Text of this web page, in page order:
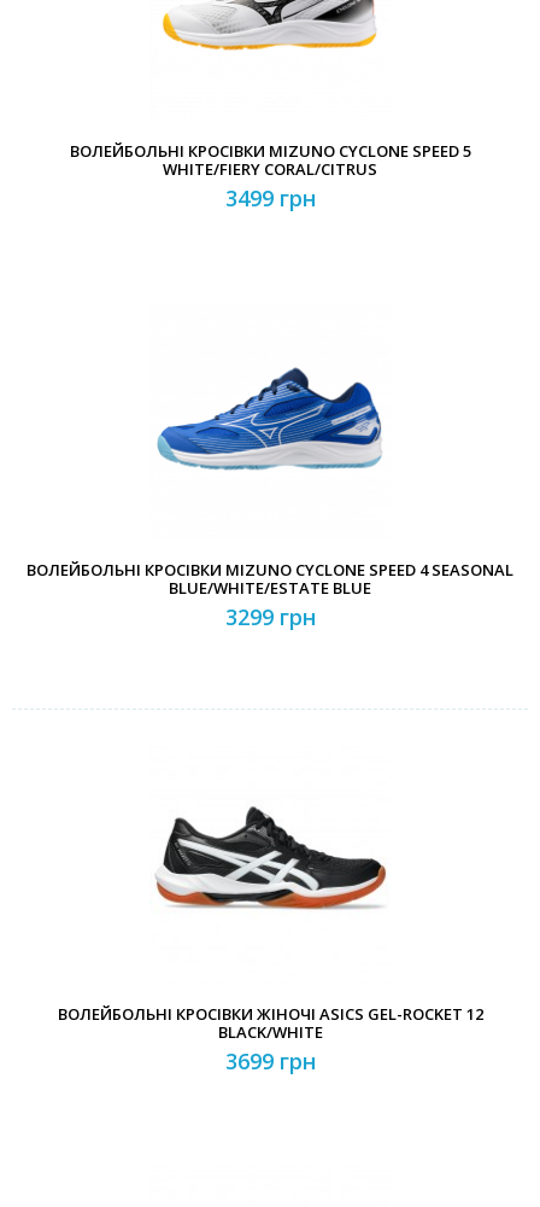
ВОЛЕЙБОЛЬНІ КРОСІВКИ MIZUNO CYCLONE SPEED 5
WHITE/FIERY CORAL/CITRUS
3499 грн
ВОЛЕЙБОЛЬНІ КРОСІВКИ MIZUNO CYCLONE SPEED 4 SEASONAL
BLUE/WHITE/ESTATE BLUE
3299 грн
ВОЛЕЙБОЛЬНІ КРОСІВКИ ЖІНОЧІ ASICS GEL-ROCKET 12
BLACK/WHITE
3699 грн